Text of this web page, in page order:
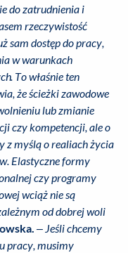
do zatrudnienia i
rzeczywistość
sam dostęp do pracy,
w warunkach
To właśnie ten
że ścieżki zawodowe
lub zmianie
czy kompetencji, ale o
z myślą o realiach życia
Elastyczne formy
czy programy
wciąż nie są
od dobrej woli
– Jeśli chcemy
pracy, musimy